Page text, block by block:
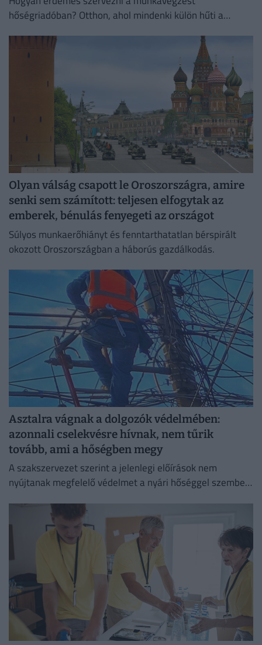
hőségriadóban? Otthon, ahol mindenki külön hűti a
irodaházban, ahol a hűtés központilag működik.
Olyan válság csapott le Oroszországra, amire
senki sem számított: teljesen elfogytak az
emberek, bénulás fenyegeti az országot
Súlyos munkaerőhiányt és fenntarthatatlan bérspirált
okozott Oroszországban a háborús gazdálkodás.
Asztalra vágnak a dolgozók védelmében:
azonnali cselekvésre hívnak, nem tűrik
tovább, ami a hőségben megy
A szakszervezet szerint a jelenlegi előírások nem
nyújtanak megfelelő védelmet a nyári hőséggel szemben,
védelmében.